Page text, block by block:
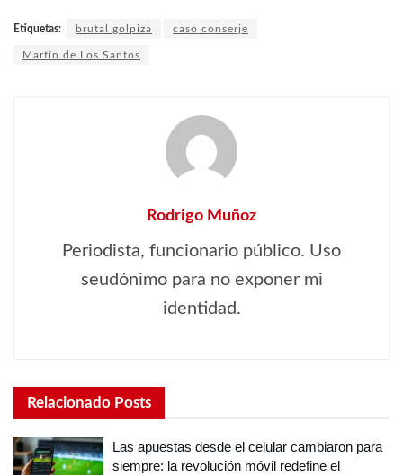
Etiquetas: brutal golpiza caso conserje
Martín de Los Santos
Rodrigo Muñoz
Periodista, funcionario público. Uso
seudónimo para no exponer mi
identidad.
Relacionado Posts
Las apuestas desde el celular cambiaron para
siempre: la revolución móvil redefine el